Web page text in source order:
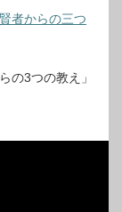
者からの三つ
の3つの教え」